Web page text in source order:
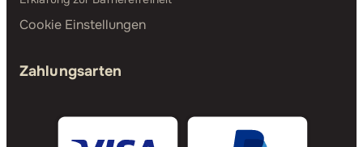
Cookie Einstellungen
Zahlungsarten